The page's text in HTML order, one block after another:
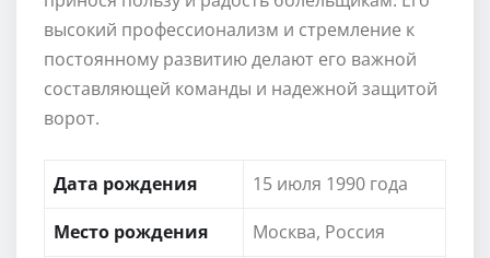
высокий профессионализм и стремление к
постоянному развитию делают его важной
составляющей команды и надежной защитой
ворот.
Дата рождения
15 июля 1990 года
Место рождения
Москва, Россия